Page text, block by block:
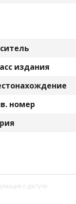
издания
номер
о доступе